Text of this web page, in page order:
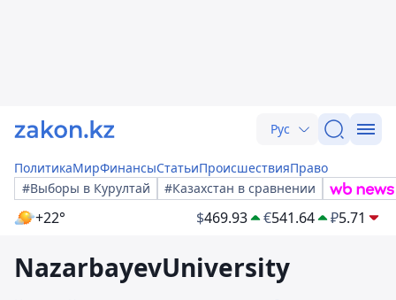
Рус
ПолитикаМирФинансыСтатьиПроисшествияПраво
#Выборы в Курултай
#Казахстан в сравнении
+22° $469.93 €541.64 ₽5.71
NazarbayevUniversity